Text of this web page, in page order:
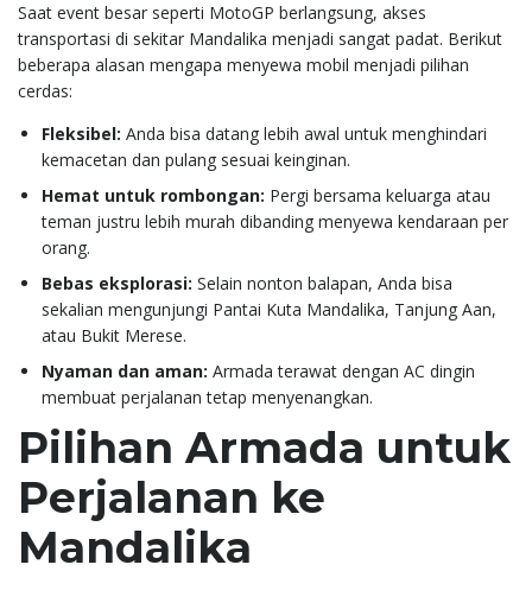
Saat event besar seperti MotoGP berlangsung, akses
transportasi di sekitar Mandalika menjadi sangat padat. Berikut
beberapa alasan mengapa menyewa mobil menjadi pilihan
cerdas:
Fleksibel: Anda bisa datang lebih awal untuk menghindari
kemacetan dan pulang sesuai keinginan.
Hemat untuk rombongan: Pergi bersama keluarga atau
teman justru lebih murah dibanding menyewa kendaraan per
orang.
Bebas eksplorasi: Selain nonton balapan, Anda bisa
sekalian mengunjungi Pantai Kuta Mandalika, Tanjung Aan,
atau Bukit Merese.
Nyaman dan aman: Armada terawat dengan AC dingin
membuat perjalanan tetap menyenangkan.
Pilihan Armada untuk
Perjalanan ke
Mandalika